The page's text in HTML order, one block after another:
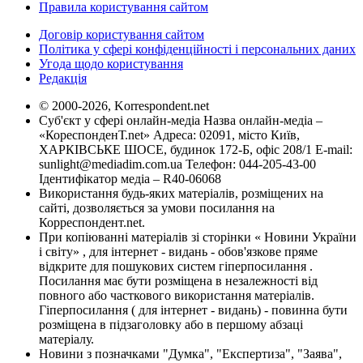
Правила користування сайтом
Договір користування сайтом
Політика у сфері конфіденційності і персональних даних
Угода щодо користування
Редакція
© 2000-2026, Korrespondent.net
Суб'єкт у сфері онлайн-медіа Назва онлайн-медіа –
«КореспонденТ.net» Адреса: 02091, місто Київ,
ХАРКІВСЬКЕ ШОСЕ, будинок 172-Б, офіс 208/1 E-mail:
sunlight@mediadim.com.ua Телефон: 044-205-43-00
Ідентифікатор медіа – R40-06068
Використання будь-яких матеріалів, розміщених на
сайті, дозволяється за умови посилання на
Корреспондент.net.
При копіюванні матеріалів зі сторінки « Новини України
і світу» , для інтернет - видань - обов'язкове пряме
відкрите для пошукових систем гіперпосилання .
Посилання має бути розміщена в незалежності від
повного або часткового використання матеріалів.
Гіперпосилання ( для інтернет - видань) - повинна бути
розміщена в підзаголовку або в першому абзаці
матеріалу.
Новини з позначками "Думка", "Експертиза", "Заява",